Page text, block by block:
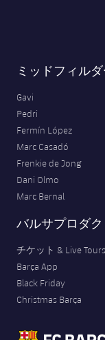
ミッドフィル
Gavi
Pedri
Fermín López
Marc Casadó
Frenkie de Jong
Dani Olmo
Marc Bernal
バルサプロダク
チケット & Live Tours
Barça App
Black Friday
Christmas Barça